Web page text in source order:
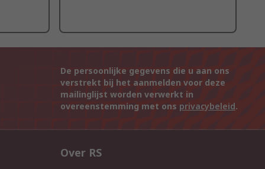
De persoonlijke gegevens die u aan ons
verstrekt bij het aanmelden voor deze
mailinglijst worden verwerkt in
overeenstemming met ons privacybeleid.
Over RS